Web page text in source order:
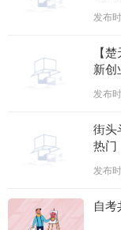
发布
【
新创
发布
街头
热门
发布
自考